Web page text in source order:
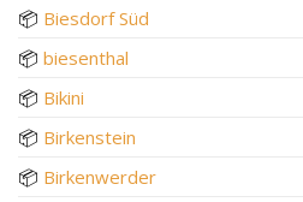
📦 Biesdorf Süd
📦 biesenthal
📦 Bikini
📦 Birkenstein
📦 Birkenwerder